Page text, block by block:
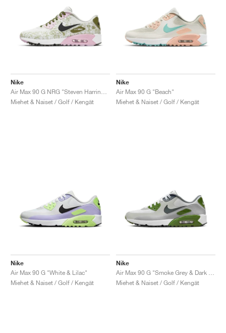
Nike
Miehet & Naiset / Golf / Kengät
Nike
Air Max 90 G "Beach"
Miehet & Naiset / Golf / Kengät
Nike
Air Max 90 G "White & Lilac"
Miehet & Naiset / Golf / Kengät
Nike
Miehet & Naiset / Golf / Kengät